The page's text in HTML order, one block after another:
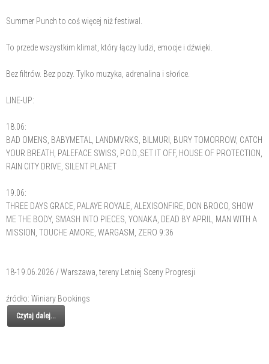
Summer Punch to coś więcej niż festiwal.
To przede wszystkim klimat, który łączy ludzi, emocje i dźwięki.
Bez filtrów. Bez pozy. Tylko muzyka, adrenalina i słońce.
LINE-UP:
18.06:
BAD OMENS, BABYMETAL, LANDMVRKS, BILMURI, BURY TOMORROW, CATCH
YOUR BREATH, PALEFACE SWISS, P.O.D.,SET IT OFF, HOUSE OF PROTECTION,
RAIN CITY DRIVE, SILENT PLANET
19.06:
THREE DAYS GRACE, PALAYE ROYALE, ALEXISONFIRE, DON BROCO, SHOW
ME THE BODY, SMASH INTO PIECES, YONAKA, DEAD BY APRIL, MAN WITH A
MISSION, TOUCHE AMORE, WARGASM, ZERO 9:36
18-19.06.2026 / Warszawa, tereny Letniej Sceny Progresji
źródło: Winiary Bookings
Czytaj dalej...